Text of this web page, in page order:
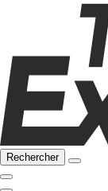
Rechercher